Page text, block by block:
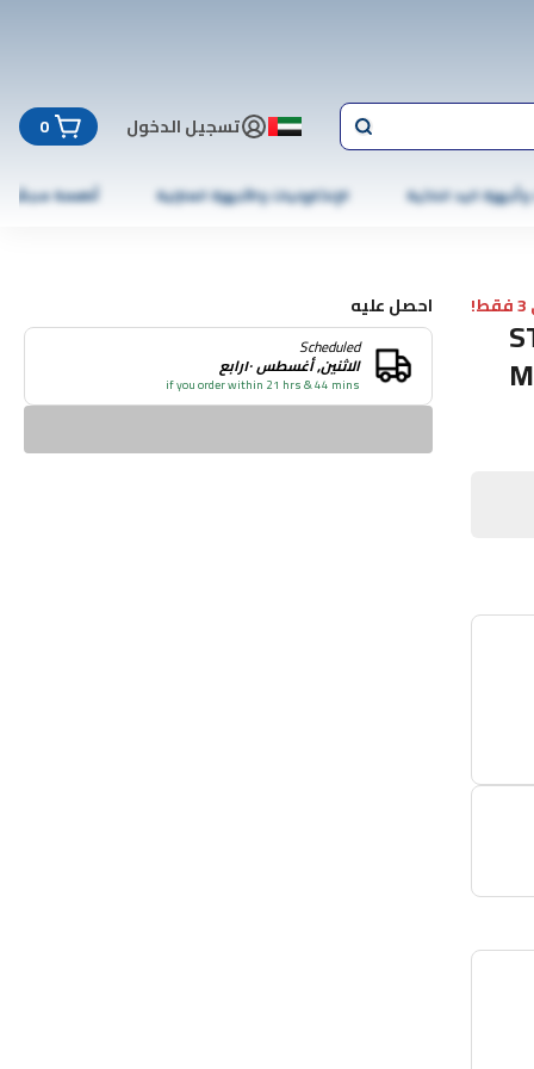
تسجيل الدخول 0
اليد الذكية الإلكترونيات والأجهزة المنزلية أطعمة مجمّدة
احصل عليه
Scheduled
الاثنين, أغسطس ١٠رابع
if you order within 21 hrs & 44 mins